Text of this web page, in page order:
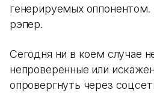
генерируемых
рэпер.
Сегодня ни в коем случае
непроверенные или
опровергнуть через